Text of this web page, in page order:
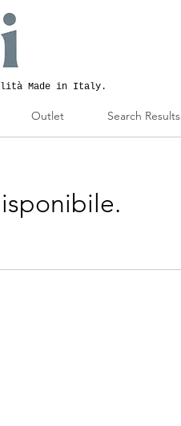
Made in Italy.
Outlet Search Results